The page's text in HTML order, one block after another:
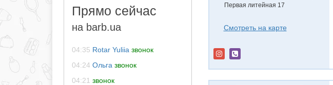
Прямо сейчас
на barb.ua
04:35 Rotar Yuliia звонок
04:24 Ольга звонок
04:21 звонок
Первая литейная 17
Смотреть на карте